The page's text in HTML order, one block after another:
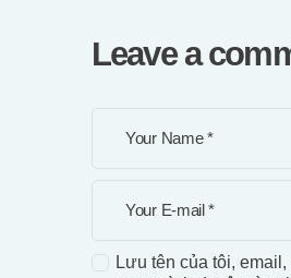
Leave a
Lưu tên của tôi,